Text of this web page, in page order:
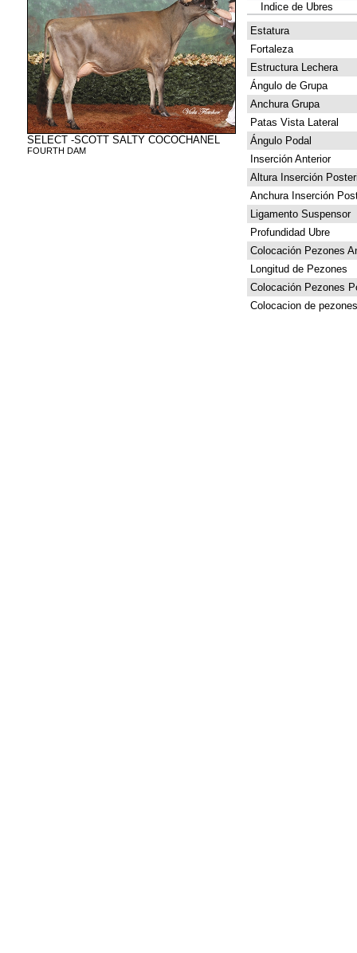
SELECT -SCOTT SALTY COCOCHANEL
FOURTH DAM
Indice de Ubres
Estatura
Fortaleza
Estructura Lechera
Ángulo de Grupa
Anchura Grupa
Patas Vista Lateral
Ángulo Podal
Inserción Anterior
Altura Inserción
Anchura Inserción
Ligamento Suspensor
Profundidad Ubre
Colocación Pezones
Longitud de Pezones
Colocación Pezones
Colocacion de